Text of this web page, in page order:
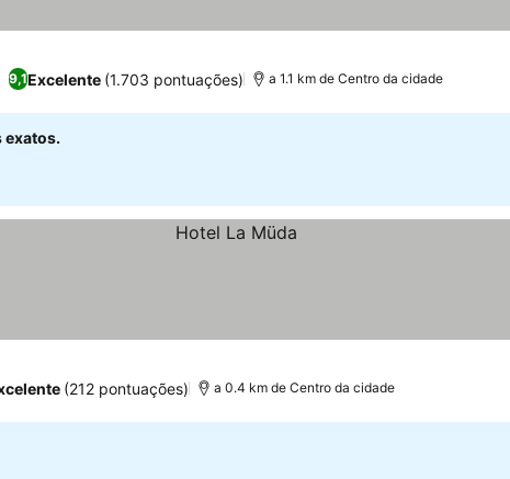
9,1Excelente (1.703 pontuações) a 1.1 km de Centro da cidade
exatos.
(212 pontuações) a 0.4 km de Centro da cidade